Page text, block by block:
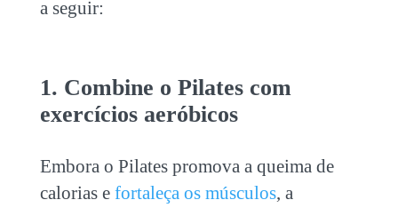
a seguir:
1. Combine o Pilates com
exercícios aeróbicos
Embora o Pilates promova a queima de
calorias e fortaleça os músculos, a